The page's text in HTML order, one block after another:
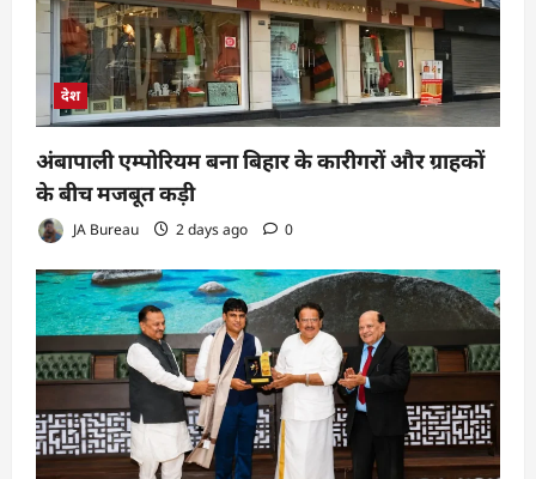
देश
अंबापाली एम्पोरियम बना बिहार के कारीगरों और ग्राहकों
के बीच मजबूत कड़ी
JA Bureau 2 days ago 0